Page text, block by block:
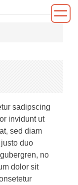
sadipscing
invidunt ut
sed diam
duo
no
dolor sit